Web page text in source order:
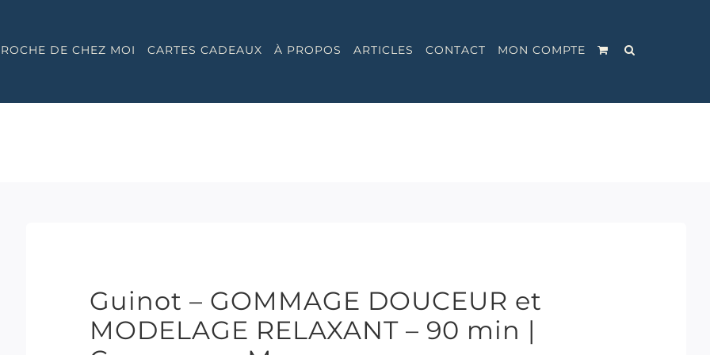
DE CHEZ MOI CARTES CADEAUX À PROPOS ARTICLES CONTACT MON COMPTE
Guinot – GOMMAGE DOUCEUR et
MODELAGE RELAXANT – 90 min |